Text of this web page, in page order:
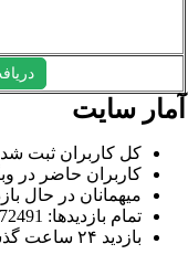
سایت
کل کاربران ثبت شده: 2011
کاربران حاضر در وبگاه: 0
میهمانان در حال بازدید: 2353
تمام بازدید‌ها: 28672491 بازدید
بازدید ۲۴ ساعت گذشته: 31405 بازدید